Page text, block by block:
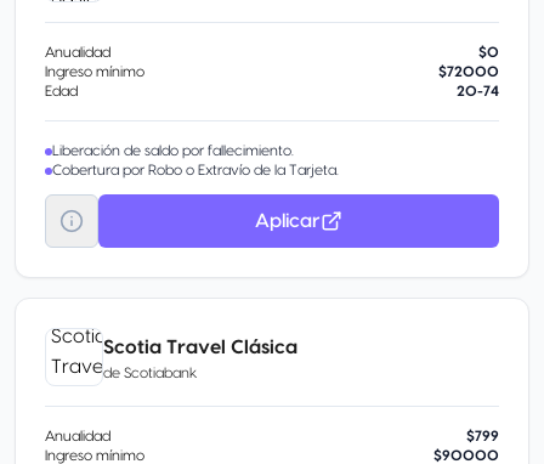
Anualidad
$0
Ingreso mínimo
$72000
Edad
20-74
Liberación de saldo por fallecimiento.
Cobertura por Robo o Extravío de la Tarjeta.
Aplicar
Scotia Travel Clásica
de Scotiabank
Anualidad
$799
Ingreso mínimo
$90000